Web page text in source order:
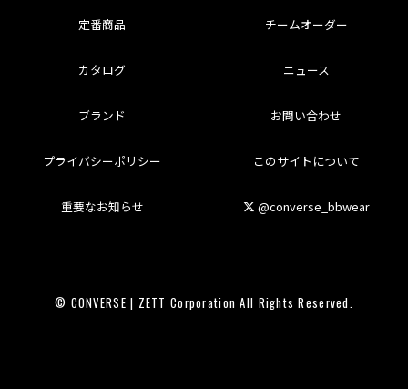
定番商品 チームオーダー
カタログ ニュース
ブランド お問い合わせ
プライバシーポリシー このサイトについて
重要なお知らせ @converse_bbwear
© CONVERSE | ZETT Corporation All Rights Reserved.